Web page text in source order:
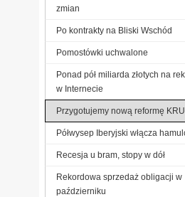
zmian
Po kontrakty na Bliski Wschód
Pomostówki uchwalone
Ponad pół miliarda złotych na
w Internecie
Przygotujemy nową reformę
Półwysep Iberyjski włącza
Recesja u bram, stopy w dół
Rekordowa sprzedaż obligacji w
październiku